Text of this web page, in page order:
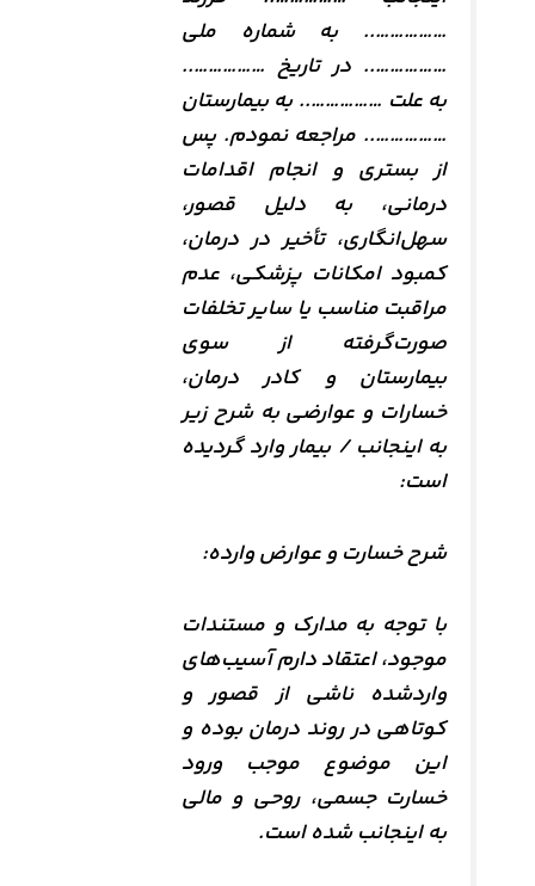
…………….. به شماره ملی
…………….. در تاریخ ……………..
به علت …………….. به بیمارستان
…………….. مراجعه نمودم. پس
از بستری و انجام اقدامات
درمانی، به دلیل قصور،
سهل‌انگاری، تأخیر در درمان،
کمبود امکانات پزشکی، عدم
مراقبت مناسب یا سایر تخلفات
صورت‌گرفته از سوی
بیمارستان و کادر درمان،
خسارات و عوارضی به شرح زیر
به اینجانب / بیمار وارد گردیده
است:
شرح خسارت و عوارض وارده:
با توجه به مدارک و مستندات
موجود، اعتقاد دارم آسیب‌های
واردشده ناشی از قصور و
کوتاهی در روند درمان بوده و
این موضوع موجب ورود
خسارت جسمی، روحی و مالی
به اینجانب شده است.